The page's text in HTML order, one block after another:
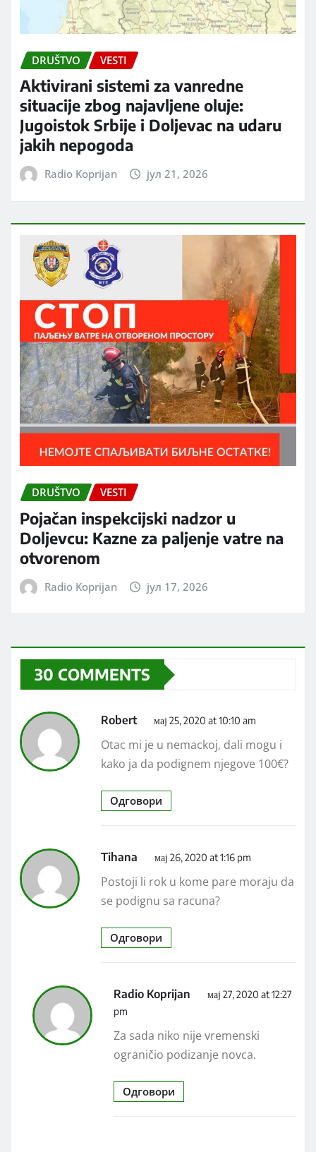
DRUŠTVO VESTI
Aktivirani sistemi za vanredne
situacije zbog najavljene oluje:
Jugoistok Srbije i Doljevac na udaru
jakih nepogoda
Radio Koprijan јул 21, 2026
DRUŠTVO VESTI
Pojačan inspekcijski nadzor u
Doljevcu: Kazne za paljenje vatre na
otvorenom
Radio Koprijan јул 17, 2026
30 COMMENTS
Robert мај 25, 2020 at 10:10 am
Otac mi je u nemackoj, dali mogu i
kako ja da podignem njegove 100€?
Одговори
Tihana мај 26, 2020 at 1:16 pm
Postoji li rok u kome pare moraju da
se podignu sa racuna?
Одговори
Radio Koprijan
мај 27, 2020 at 12:27
pm
Za sada niko nije vremenski
ograničio podizanje novca.
Одговори